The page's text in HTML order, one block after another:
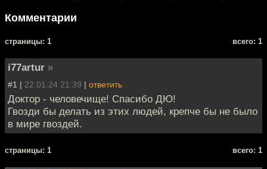
Комментарии
cтраницы: 1 всего: 1
i77artur »
#1 | 22.01.24 21:39 | ответить
Доктор - человечище! Спасибо ДЮ!
Гвозди бы делать из этих людей, крепче бы не было
в мире гвоздей.
cтраницы: 1 всего: 1